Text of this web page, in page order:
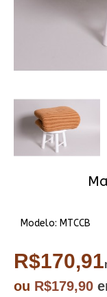
Modelo: MTCCB
R$170,91
ou R$179,90